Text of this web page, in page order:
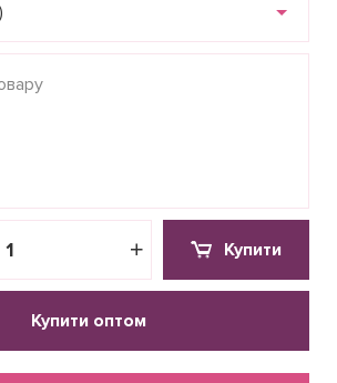
Купити
Купити оптом